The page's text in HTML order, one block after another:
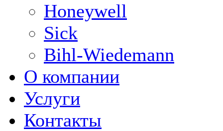
Honeywell
Sick
Bihl-Wiedemann
О компании
Услуги
Контакты